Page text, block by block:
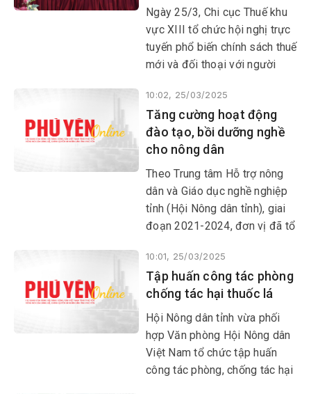
trị, TTATXH trên địa bàn.
Ngày 25/3, Chi cục Thuế khu
vực XIII tổ chức hội nghị trực
tuyến phổ biến chính sách thuế
mới và đối thoại với người
4 điểm cầu đặt tại các tỉnh
Bình Định, Phú Yên, Khánh
Hòa, Lâm Đồng.
10:02, 25/03/2025
Tăng cường hoạt động
đào tạo, bồi dưỡng nghề
cho nông dân
Theo Trung tâm Hỗ trợ nông
dân và Giáo dục nghề nghiệp
tỉnh (Hội Nông dân tỉnh), giai
đoạn 2021-2024, đơn vị đã tổ
dưỡng nghề cho gần 20.000
lao động nông thôn.
10:01, 25/03/2025
Tập huấn công tác phòng
chống tác hại thuốc lá
Hội Nông dân tỉnh vừa phối
hợp Văn phòng Hội Nông dân
Việt Nam tổ chức tập huấn
công tác phòng, chống tác hại